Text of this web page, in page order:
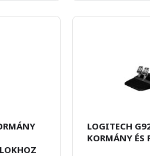
LOGITECH
KORMÁNY ÉS